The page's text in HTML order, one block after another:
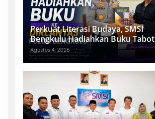
Perkuat Literasi Budaya, SMSI
Bengkulu Hadiahkan Buku Tabot
untuk Dirlantas Polda
Agustus 4, 2026